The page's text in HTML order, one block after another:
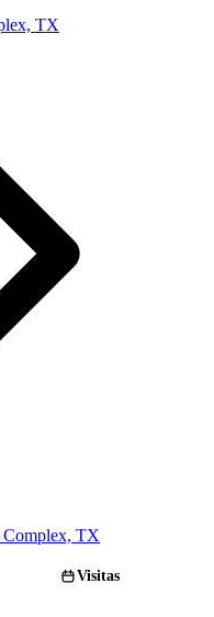
TX
TX
Visitas